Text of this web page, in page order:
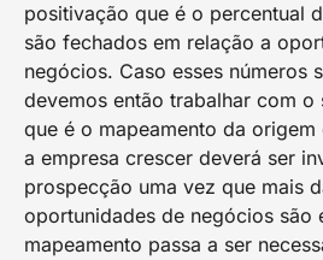
positivação que é o percentual
são fechados em relação a
negócios. Caso esses números
devemos então trabalhar com
que é o mapeamento da
a empresa crescer deverá ser
prospecção uma vez que mais
oportunidades de negócios são
mapeamento passa a ser